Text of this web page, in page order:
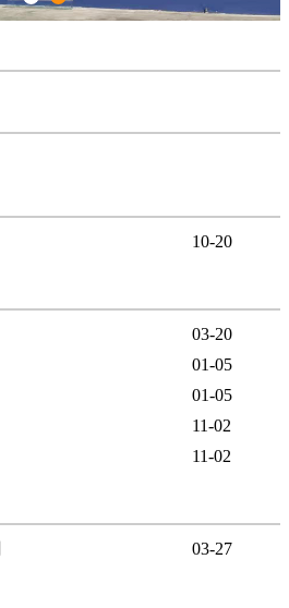
10-20
03-20
01-05
01-05
11-02
11-02
03-27